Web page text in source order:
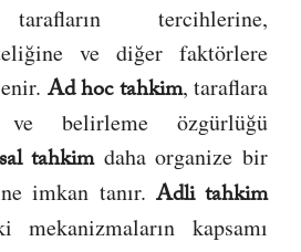
tarafların tercihlerine,
ve diğer faktörlere
Ad hoc tahkim, taraflara
belirleme özgürlüğü
tahkimdaha organize bir
imkan tanır. Adli tahkim
kapsamı